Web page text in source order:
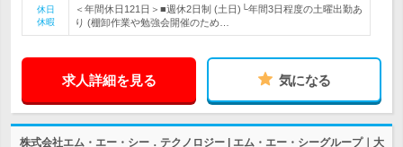
休日
休暇
＜年間休日121日＞■週休2日制 (土日)└年間3日程度の土曜出勤あ
り (棚卸作業や勉強会開催のため…
求人詳細を見る 気になる
株式会社エム・エー・シー．テクノロジー | エム・エー・シーグループ｜大